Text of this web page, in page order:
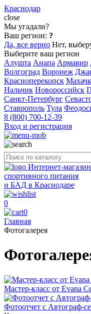
Краснодар
close
Мы угадали?
Ваш регион: ?
Да, все верно Нет,
Выберите ваш регион
Алушта Анапа Армавир
Волгоград Воронеж
Красноперекопск
Нальчик Новороссийск
Санкт-Петербург
Ставрополь Тула
8 (800) 700-12-39
Вход и регистрация
Интернет-магазин
спортивного питания
и БАД в Краснодаре
0
0
Главная
Фотогалерея
Мастер-класс от Evana
Фотоотчет с Автограф-